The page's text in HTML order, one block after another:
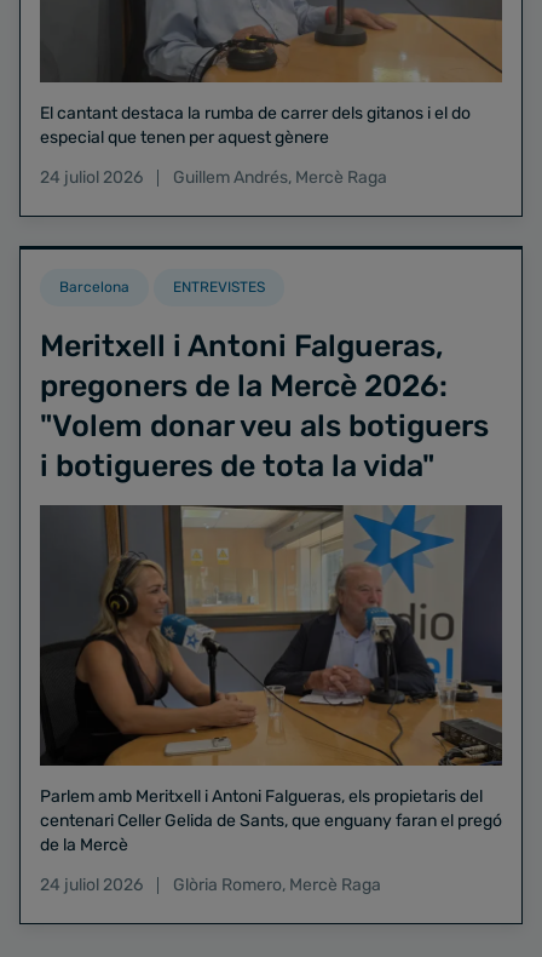
El cantant destaca la rumba de carrer dels gitanos i el do
especial que tenen per aquest gènere
24 juliol 2026
Guillem Andrés, Mercè Raga
Barcelona ENTREVISTES
Meritxell i Antoni Falgueras,
pregoners de la Mercè 2026:
"Volem donar veu als botiguers
i botigueres de tota la vida"
Parlem amb Meritxell i Antoni Falgueras, els propietaris del
centenari Celler Gelida de Sants, que enguany faran el pregó
de la Mercè
24 juliol 2026
Glòria Romero, Mercè Raga